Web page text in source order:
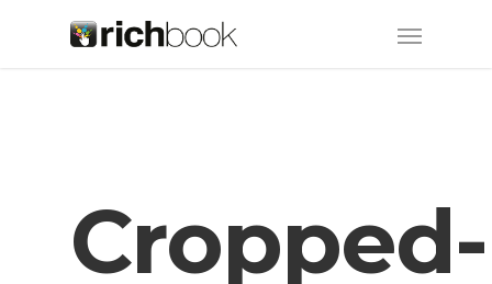
Cropped-